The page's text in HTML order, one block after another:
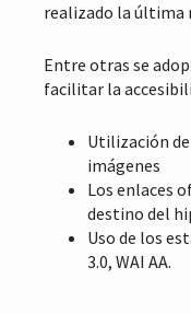
realizado la última
Entre otras se
facilitar la
Utilización
imágenes
Los enlaces
destino del
Uso de los
3.0, WAI AA.